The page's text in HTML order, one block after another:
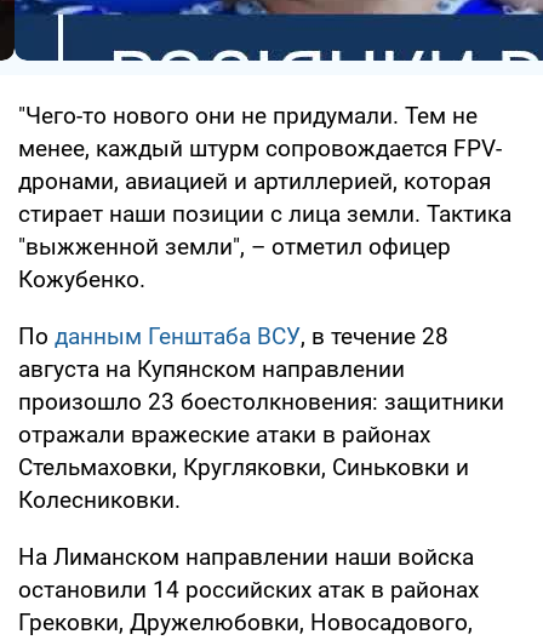
"Чего-то нового они не придумали. Тем не
менее, каждый штурм сопровождается FPV-
дронами, авиацией и артиллерией, которая
стирает наши позиции с лица земли. Тактика
"выжженной земли", – отметил офицер
Кожубенко.
По данным Генштаба ВСУ, в течение 28
августа на Купянском направлении
произошло 23 боестолкновения: защитники
отражали вражеские атаки в районах
Стельмаховки, Кругляковки, Синьковки и
Колесниковки.
На Лиманском направлении наши войска
остановили 14 российских атак в районах
Грековки, Дружелюбовки, Новосадового,